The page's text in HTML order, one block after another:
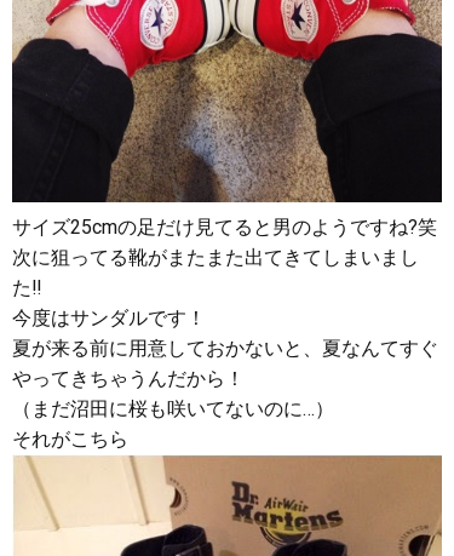
サイズ25cmの足だけ見てると男のようですね?笑
次に狙ってる靴がまたまた出てきてしまいまし
た‼︎
今度はサンダルです！
夏が来る前に用意しておかないと、夏なんてすぐ
やってきちゃうんだから！
（まだ沼田に桜も咲いてないのに…）
それがこちら